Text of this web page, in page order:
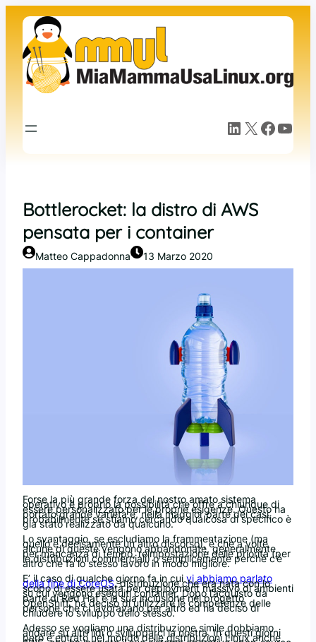
contenuto
LinkedIn X Facebook YouTube
Bottlerocket: la distro di AWS
pensata per i container
Matteo Cappadonna 13 Marzo 2020
Forse la più grande forza del nostro amato sistema
operativo è proprio la possibilità che offre a chiunque di
essere personalizzato per le proprie esigenze. Questo ha
portato grande varietà e, nella maggior parte dei casi,
probabilmente se stiamo cercando qualcosa di specifico è
già stato realizzato da qualcuno.
Lo svantaggio, se escludiamo la frammentazione (ma
quello è decisamente un altro discorso), è che a volte
alcune di queste vengono abbandonate, generalmente
per mancanza di tempo, reimpostazione delle priorità (per
le distribuzioni commerciali) o semplicemente perchè c’è
altro che fa lo stesso lavoro in modo migliore.
E’ il caso di qualche giorno fa in cui vi abbiamo parlato
della fine di CoreOS, distribuzione che era nata con lo
scopo di essere usata per deployment massivo di ambienti
su cui vengono eseguiti container. Dopo l’acquisto da
parte di Red Hat e la sua inclusione nel progetto
OpenShift, ha deciso di utilizzare le competenze delle
persone che ci lavoravano per altro ed ha deciso di
chiudere lo sviluppo dello stesso.
Adesso se vogliamo una distribuzione simile dobbiamo
andare su altri lidi o svilupparci la nostra. In questi giorni
però è entrato nel mondo delle distribuzioni Linux anche